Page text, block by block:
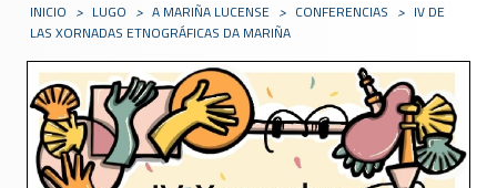
INICIO > LUGO > A MARIÑA LUCENSE > CONFERENCIAS > IV DE
LAS XORNADAS ETNOGRÁFICAS DA MARIÑA